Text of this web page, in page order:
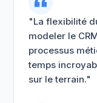
"La flexibilité
modeler le
processus
temps
sur le terrain."